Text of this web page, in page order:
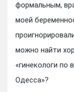
формальным,
моей
можно найти
«гинекологи по
Одесса»?